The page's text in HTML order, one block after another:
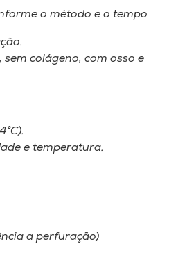
o método e o tempo
colágeno, com osso e
e temperatura.
a perfuração)